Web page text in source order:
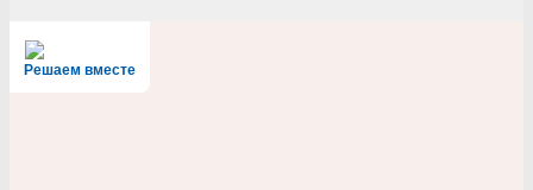
Решаем вместе